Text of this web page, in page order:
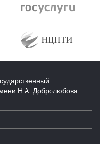
Н.А. Добролюбова